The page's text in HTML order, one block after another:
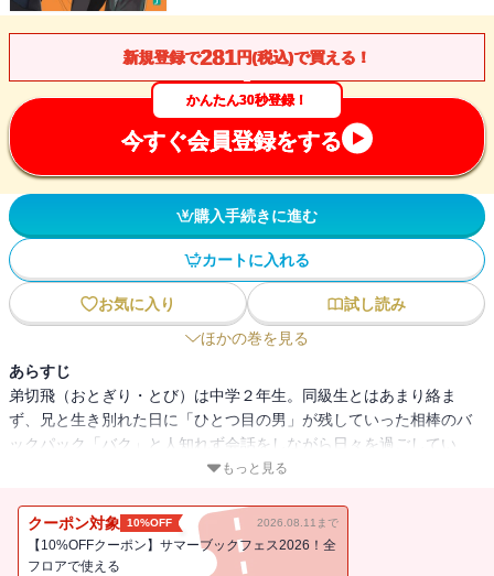
新規登録で281 円(税込)で買える！
かんたん30秒登録！
今すぐ会員登録をする
購入手続きに進む
カートに入れる
お気に入り
試し読み
ほかの巻を見る
あらすじ
弟切飛（おとぎり・とび）は中学２年生。同級生とはあまり絡ま
ず、兄と生き別れた日に「ひとつ目の男」が残していった相棒のバ
ックパック「バク」と人知れず会話をしながら日々を過ごしてい
る。「弟切くんは、よくその鞄としゃべっているでしょう？」しか
りゅうこ）にバレていたことが発覚。飛の日常が変わり始める中、
クラス内で、とある事故が発生する。どうやらその原因は、飛と龍
子にしか見えないはずの「人外」にあるようで――これは、一人の
もっと見る
クーポン対象 10%OFF 2026.08.11まで
【10%OFFクーポン】サマーブックフェス2026！全
フロアで使える